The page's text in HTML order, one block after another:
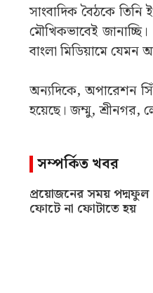
সাংবাদিক বৈঠকে তিনি
মৌখিকভাবেই
বাংলা মিডিয়ামে
অন্যদিকে, অপারেশন
হয়েছে। জম্মু, শ্রীনগর,
সম্পর্কিত খবর
প্রয়োজনের সময় পদ্মফুল
ফোটে না ফোটাতে হয়